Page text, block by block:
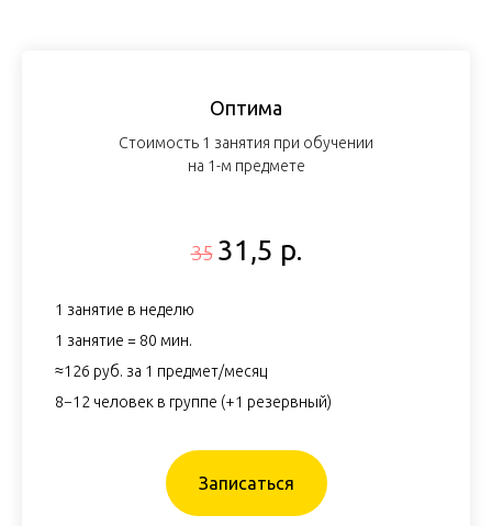
Оптима
Стоимость 1 занятия при обучении
на 1-м предмете
35 31,5 р.
1 занятие в неделю
1 занятие = 80 мин.
≈126 руб. за 1 предмет/месяц
8−12 человек в группе (+1 резервный)
Записаться